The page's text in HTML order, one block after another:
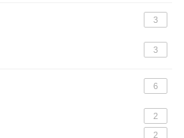
3
3
6
2
2